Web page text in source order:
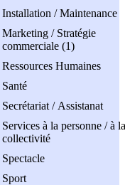
Installation / Maintenance
Marketing / Stratégie
commerciale (1)
Ressources Humaines
Santé
Secrétariat / Assistanat
Services à la personne / à la
collectivité
Spectacle
Sport